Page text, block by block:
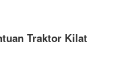
Traktor Kilat